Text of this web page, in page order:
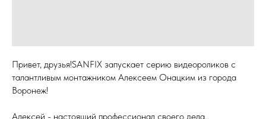
Привет, друзья!SANFIX запускает серию видеороликов с
талантливым монтажником Алексеем Онацким из города
Воронеж!
Алексей - настоящий профессионал своего дела.